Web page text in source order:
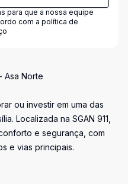
para que a nossa equipe
com a política de
Asa Norte
ou investir em uma das
Localizada na SGAN 911,
e segurança, com
e vias principais.